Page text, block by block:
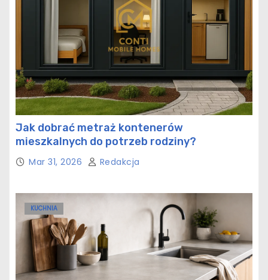
Jak dobrać metraż kontenerów
mieszkalnych do potrzeb rodziny?
Mar 31, 2026 Redakcja
KUCHNIA